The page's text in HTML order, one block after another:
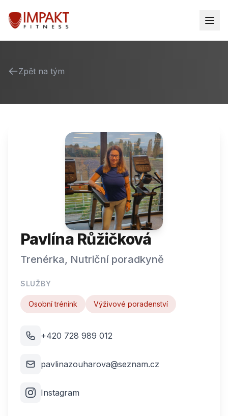
Zpět na tým
Pavlína Růžičková
Trenérka, Nutriční poradkyně
SLUŽBY
Osobní trénink Výživové poradenství
+420 728 989 012
pavlinazouharova@seznam.cz
Instagram